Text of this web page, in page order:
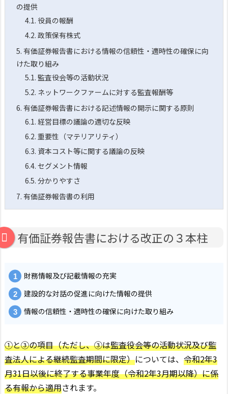
の提供
4.1. 役員の報酬
4.2. 政策保有株式
5. 有価証券報告書における情報の信頼性・適時性の確保に向
けた取り組み
5.1. 監査役会等の活動状況
5.2. ネットワークファームに対する監査報酬等
6. 有価証券報告書における記述情報の開示に関する原則
6.1. 経営目標の議論の適切な反映
6.2. 重要性（マテリアリティ）
6.3. 資本コスト等に関する議論の反映
6.4. セグメント情報
6.5. 分かりやすさ
7. 有価証券報告書の利用
有価証券報告書における改正の３本柱
財務情報及び記載情報の充実
建設的な対話の促進に向けた情報の提供
情報の信頼性・適時性の確保に向けた取り組み
①と③の項目（ただし、③は監査役会等の活動状況及び監
査法人による継続監査期間に限定）については、 令和2年3
月31日以後に終了する事業年度（令和2年3月期以降）に係
る有報から適用されます。